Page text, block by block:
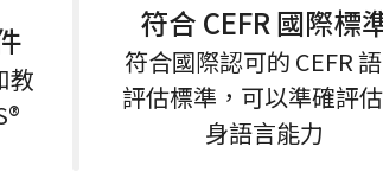
教
符合 CEFR 國際標
符合國際認可的 CEFR
評估標準，可以準確評
身語言能力